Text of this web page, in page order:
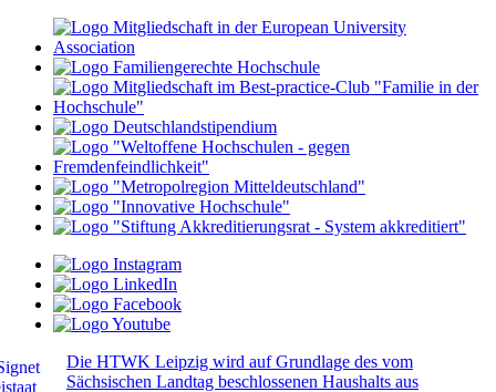
Die HTWK Leipzig wird auf Grundlage des vom
Sächsischen Landtag beschlossenen Haushalts aus